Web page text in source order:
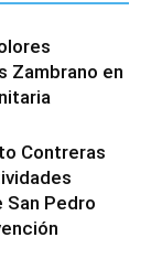
Zambrano en
Contreras
Pedro